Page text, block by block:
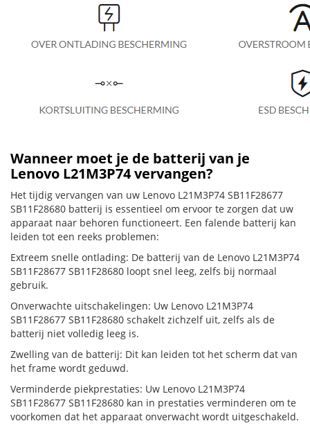
Wanneer moet je de batterij van je
Lenovo L21M3P74 vervangen?
Het tijdig vervangen van uw Lenovo L21M3P74 SB11F28677
SB11F28680 batterij is essentieel om ervoor te zorgen dat uw
apparaat naar behoren functioneert. Een falende batterij kan
leiden tot een reeks problemen:
Extreem snelle ontlading: De batterij van de Lenovo L21M3P74
SB11F28677 SB11F28680 loopt snel leeg, zelfs bij normaal
gebruik.
Onverwachte uitschakelingen: Uw Lenovo L21M3P74
SB11F28677 SB11F28680 schakelt zichzelf uit, zelfs als de
batterij niet volledig leeg is.
Zwelling van de batterij: Dit kan leiden tot het scherm dat van
het frame wordt geduwd.
Verminderde piekprestaties: Uw Lenovo L21M3P74
SB11F28677 SB11F28680 kan in prestaties verminderen om te
voorkomen dat het apparaat onverwacht wordt uitgeschakeld.